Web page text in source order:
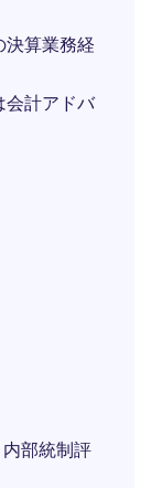
決算業務経
会計アドバ
部統制評